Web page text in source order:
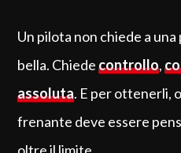
Un pilota non chiede a
bella. Chiedecontrollo,
assoluta. E per ottenerli,
frenante deve essere